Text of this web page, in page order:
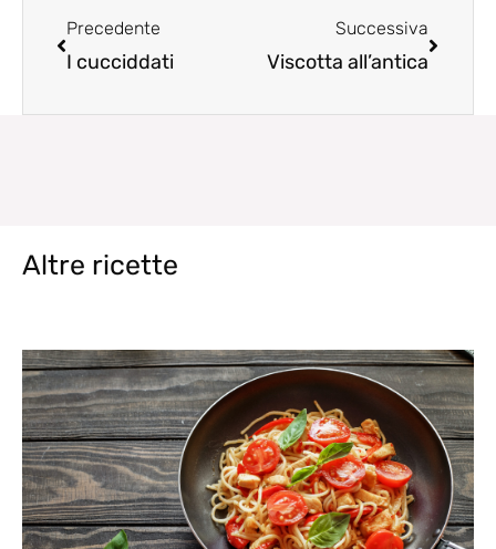
Precedente
I cucciddati
Successiva
Viscotta all’antica
Altre ricette